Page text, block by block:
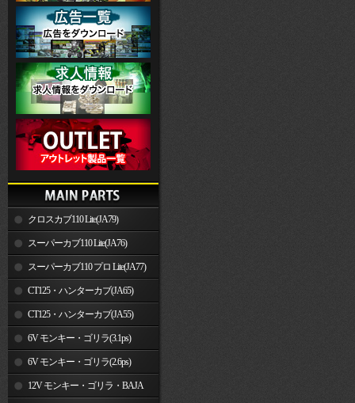
クロスカブ110 Lite(JA79)
スーパーカブ110 Lite(JA76)
スーパーカブ110 プロ Lite(JA77)
CT125・ハンターカブ(JA65)
CT125・ハンターカブ(JA55)
6V モンキー・ゴリラ(3.1ps)
6V モンキー・ゴリラ(2.6ps)
12V モンキー・ゴリラ・BAJA